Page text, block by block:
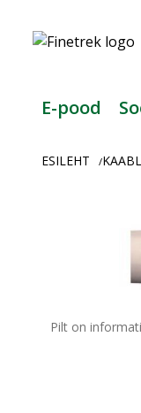
E-pood
ESILEHT /
Pilt on